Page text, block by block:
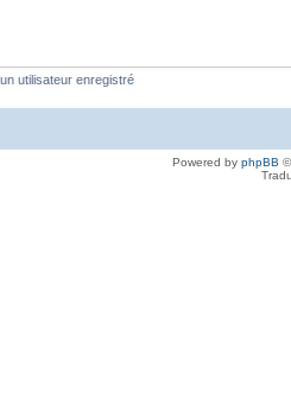
utilisateur enregistré
Powered by phpBB